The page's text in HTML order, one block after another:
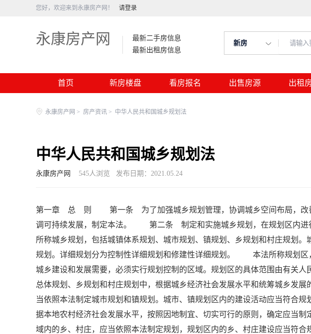
您好，欢迎来到永康房产网！ 请登录
永康房产网
最新二手房信息
最新出租房信息
新房
首页 新房楼盘 看房报名 出售房源 出租
永康房产网 > 房产资讯 > 中华人民共和国城乡规划法
中华人民共和国城乡规划法
永康房产网 545人浏览 发布日期：2021.05.24
第一章 总 则 第一条 为了加强城乡规划管理，协调城乡空间布局，改善
调可持续发展，制定本法。 第二条 制定和实施城乡规划，在规划区内
所称城乡规划，包括城镇体系规划、城市规划、镇规划、乡规划和村庄规划。
规划。详细规划分为控制性详细规划和修建性详细规划。 本法所称规划区
城乡建设和发展需要，必须实行规划控制的区域。规划区的具体范围由有关
总体规划、乡规划和村庄规划中，根据城乡经济社会发展水平和统筹城乡
当依照本法制定城市规划和镇规划。城市、镇规划区内的建设活动应当符
据本地农村经济社会发展水平，按照因地制宜、切实可行的原则，确定应当制
域内的乡、村庄，应当依照本法制定规划，规划区内的乡、村庄建设应当